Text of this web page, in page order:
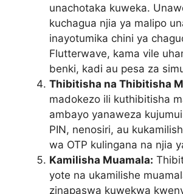
unachotaka kuweka.
kuchagua njia ya malipo
inayotumika chini ya
Flutterwave, kama vile
benki, kadi au pesa za
Thibitisha na Thibitisha
madokezo ili kuthibitisha
ambayo yanaweza
PIN, nenosiri, au
wa OTP kulingana na njia
Kamilisha Muamala:
yote na ukamilishe
zinapaswa kuwekwa